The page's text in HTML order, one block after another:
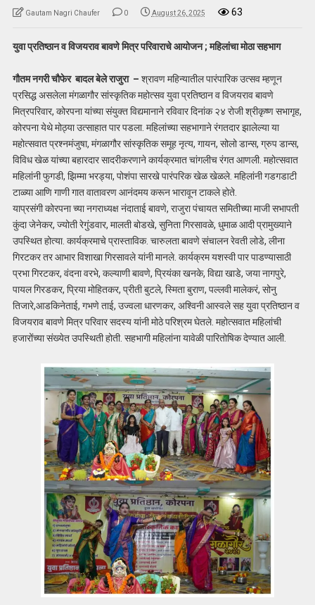
Gautam Nagri Chaufer 0 August 26, 2025 63
युवा प्रतिष्ठान व विजयराव बावणे मित्र परिवाराचे आयोजन ; महिलांचा मोठा सहभाग
गौतम नगरी चौफेर बादल बेले राजुरा – श्रावण महिन्यातील पारंपारिक उत्सव म्हणून
प्रसिद्ध असलेला मंगळागौर सांस्कृतिक महोत्सव युवा प्रतिष्ठान व विजयराव बावणे
मित्रपरिवार, कोरपना यांच्या संयुक्त विद्यमानाने रविवार दिनांक २४ रोजी श्रीकृष्ण सभागृह,
कोरपना येथे मोठ्या उत्साहात पार पडला. महिलांच्या सहभागाने रंगतदार झालेल्या या
महोत्सवात प्रश्नमंजुषा, मंगळागौर सांस्कृतिक समूह नृत्य, गायन, सोलो डान्स, ग्रुप डान्स,
विविध खेळ यांच्या बहारदार सादरीकरणाने कार्यक्रमात चांगलीच रंगत आणली. महोत्सवात
महिलांनी फुगडी, झिम्मा भरड्या, पोशंपा सारखे पारंपरिक खेळ खेळले. महिलांनी गडगडाटी
टाळ्या आणि गाणी गात वातावरण आनंदमय करून भारावून टाकले होते.
याप्रसंगी कोरपना च्या नगराध्यक्ष नंदाताई बावणे, राजुरा पंचायत समितीच्या माजी सभापती
कुंदा जेनेकर, ज्योती रेगुंडवार, मालती बोडखे, सुनिता गिरसावळे, धुमाळ आदी प्रामुख्याने
उपस्थित होत्या. कार्यक्रमाचे प्रास्ताविक. चारुलता बावणे संचालन रेवती लोडे, लीना
गिरटकर तर आभार विशाखा गिरसावले यांनी मानले. कार्यक्रम यशस्वी पार पाडण्यासाठी
प्रभा गिरटकर, वंदना वरभे, कल्याणी बावणे, प्रियंका खनके, विद्या खाडे, जया नागपुरे,
पायल गिरडकर, प्रिया मोहितकर, प्रीती बुटले, स्मिता बुराण, पल्लवी मालेकरं, सोनु
तिजारे,आडकिनेताई, गभणे ताई, उज्वला धारणकर, अश्विनी आस्वले सह युवा प्रतिष्ठान व
विजयराव बावणे मित्र परिवार सदस्य यांनी मोठे परिश्रम घेतले. महोत्सवात महिलांची
हजारोंच्या संख्येत उपस्थिती होती. सहभागी महिलांना यावेळी पारितोषिक देण्यात आली.